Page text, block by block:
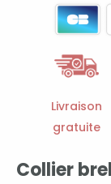
breloques
coquillages
Livraison
gratuite
Collier